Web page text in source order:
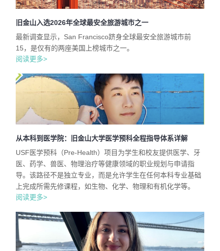
旧金山入选2026年全球最安全旅游城市之一
最新调查显示，San Francisco跻身全球最安全旅游城市前
15，是仅有的两座美国上榜城市之一。
阅读更多>
从本科到医学院：旧金山大学医学预科全程指导体系详解
USF医学预科（Pre-Health）项目为学生和校友提供医学、牙
医、药学、兽医、物理治疗等健康领域的职业规划与申请指
导。该路径不是独立专业，而是允许学生在任何本科专业基础
上完成所需先修课程，如生物、化学、物理和有机化学等。
阅读更多>